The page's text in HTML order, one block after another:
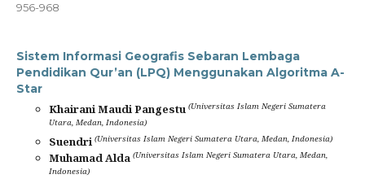
956-968
Sistem Informasi Geografis Sebaran Lembaga
Pendidikan Qur’an (LPQ) Menggunakan Algoritma A-
Star
Khairani Maudi Pangestu (Universitas Islam Negeri Sumatera
Utara, Medan, Indonesia)
Suendri (Universitas Islam Negeri Sumatera Utara, Medan, Indonesia)
Muhamad Alda (Universitas Islam Negeri Sumatera Utara, Medan,
Indonesia)